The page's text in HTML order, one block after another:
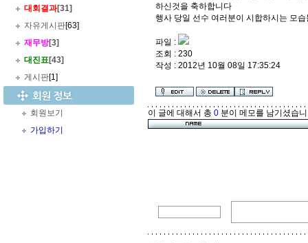
대회결과[31]
자유게시판[63]
재무방[3]
대진표[43]
게시판[1]
회원보기
가입하기
하신것을 축하합니다
행사 당일 선수 여러분이 시합하시는 모
파일 :
조회 : 230
작성 : 2012년 10월 08일 17:35:24
이 글에 대해서 총 0 분이 메모를 남기셨습